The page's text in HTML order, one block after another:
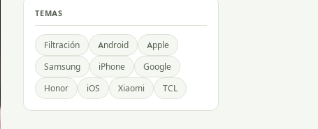
TEMAS
Filtración Android Apple
Samsung iPhone Google
Honor iOS Xiaomi TCL